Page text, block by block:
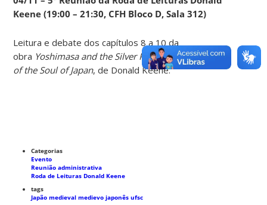
Keene (19:00 – 21:30, CFH Bloco D, Sala 312)
Leitura e debate dos capítulos 8 a 10 da
obra Yoshimasa and the Silver Pavilion: The Creation
of the Soul of Japan, de Donald Keene.
Categorias
Evento
Reunião administrativa
Roda de Leituras Donald Keene
tags
Japão medievalmedievo japonêsufsc